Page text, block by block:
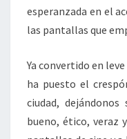
esperanzada en el
las pantallas que
Ya convertido en
ha puesto el
ciudad,
bueno, ético, veraz